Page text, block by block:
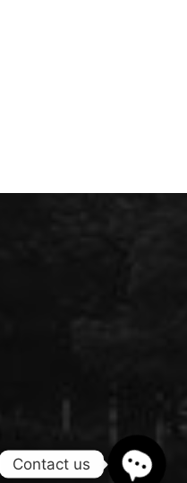
Contact us